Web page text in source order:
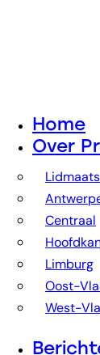
Home
Over
Centraal
Limburg
Oost-
West-